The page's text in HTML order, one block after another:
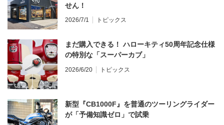
せん！
2026/7/1 トピックス
まだ購入できる！ ハローキティ50周年記念仕様
の特別な「スーパーカブ」
2026/6/20 トピックス
新型『CB1000F』を普通のツーリングライダー
が「予備知識ゼロ」で試乗